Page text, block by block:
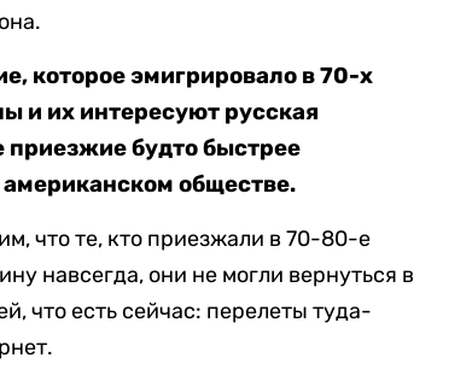
которое эмигрировало в 70-х
и их интересуют русская
приезжие будто быстрее
обществе.
что те, кто приезжали в 70-80-е
навсегда, они не могли вернуться в
что есть сейчас: перелеты туда-